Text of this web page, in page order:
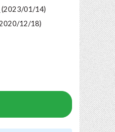
(2023/01/14)
12/18)